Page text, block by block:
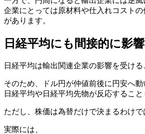
企業にとっては原材料や仕入れコストの
があります。
日経平均にも間接的に影
日経平均は輸出関連企業の影響を受ける
そのため、ドル円が仲値前後に円安へ
日経平均や日経平均先物が反応すること
ただし、株価は為替だけで決まるわけで
実際には、